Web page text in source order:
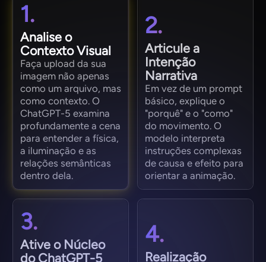
1.
Analise o
Contexto Visual
Faça upload da sua
imagem não apenas
como um arquivo, mas
como contexto. O
ChatGPT-5 examina
profundamente a cena
para entender a física,
a iluminação e as
relações semânticas
dentro dela.
2.
Articule a
Intenção
Narrativa
Em vez de um prompt
básico, explique o
"porquê" e o "como"
do movimento. O
modelo interpreta
instruções complexas
de causa e efeito para
orientar a animação.
3.
Ative o Núcleo
do ChatGPT-5
4.
Realização